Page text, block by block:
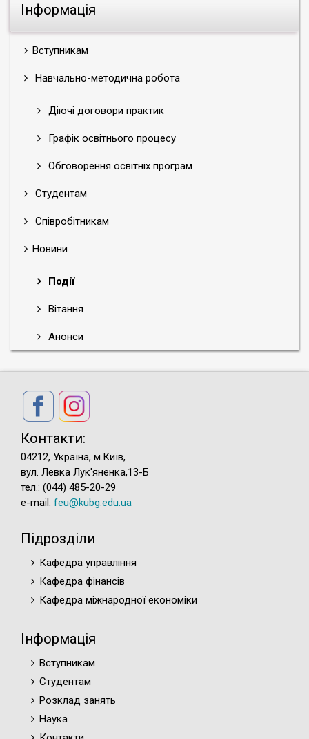
Інформація
Вступникам
Навчально-методична робота
Діючі договори практик
Графік освітнього процесу
Обговорення освітніх програм
Студентам
Співробітникам
Новини
Події
Вітання
Анонси
Контакти:
04212, Україна, м.Київ,
вул. Левка Лук'яненка,13-Б
тел.: (044) 485-20-29
e-mail: feu@kubg.edu.ua
Підрозділи
Кафедра управління
Кафедра фінансів
Кафедра міжнародної економіки
Інформація
Вступникам
Студентам
Розклад занять
Наука